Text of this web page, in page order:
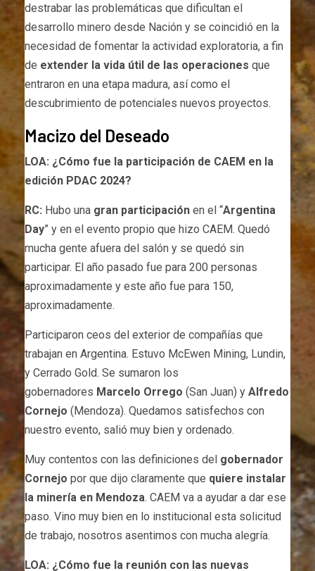
destrabar las problemáticas que dificultan el
desarrollo minero desde Nación y se coincidió en la
necesidad de fomentar la actividad exploratoria, a fin
de extender la vida útil de las operaciones que
entraron en una etapa madura, así como el
descubrimiento de potenciales nuevos proyectos.
Macizo del Deseado
LOA: ¿Cómo fue la participación de CAEM en la
edición PDAC 2024?
RC: Hubo una gran participación en el “Argentina
Day” y en el evento propio que hizo CAEM. Quedó
mucha gente afuera del salón y se quedó sin
participar. El año pasado fue para 200 personas
aproximadamente y este año fue para 150,
aproximadamente.
Participaron ceos del exterior de compañías que
trabajan en Argentina. Estuvo McEwen Mining, Lundin,
y Cerrado Gold. Se sumaron los
gobernadores Marcelo Orrego (San Juan) y Alfredo
Cornejo (Mendoza). Quedamos satisfechos con
nuestro evento, salió muy bien y ordenado.
Muy contentos con las definiciones del gobernador
Cornejo por que dijo claramente que quiere instalar
la minería en Mendoza. CAEM va a ayudar a dar ese
paso. Vino muy bien en lo institucional esta solicitud
de trabajo, nosotros asentimos con mucha alegría.
LOA: ¿Cómo fue la reunión con las nuevas